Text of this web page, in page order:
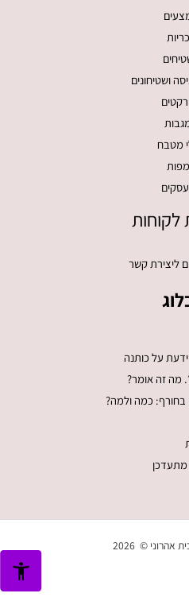
כריות
ושטיחונים
מטבח
מפות
לקוחות
ליצירת קשר
כמה ולמה?
אהרוני © 2026